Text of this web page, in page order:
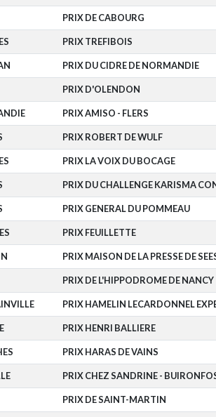
PRIX DE CABOURG
PRIX TREFIBOIS
PRIX DU CIDRE DE NORMANDIE
PRIX D'OLENDON
PRIX AMISO - FLERS
PRIX ROBERT DE WULF
PRIX LA VOIX DU BOCAGE
PRIX DU CHALLENGE KARISMA
PRIX GENERAL DU POMMEAU
PRIX FEUILLETTE
PRIX MAISON DE LA PRESSE DE
PRIX DE L'HIPPODROME DE NANCY
PRIX HAMELIN LECARDONNEL
PRIX HENRI BALLIERE
PRIX HARAS DE VAINS
PRIX CHEZ SANDRINE -
PRIX DE SAINT-MARTIN